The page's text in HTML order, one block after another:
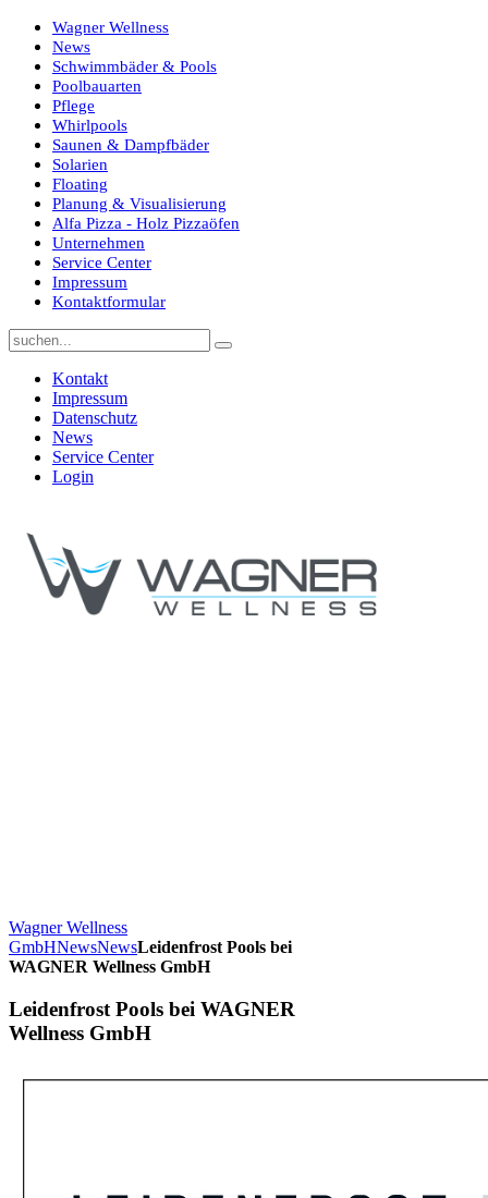
Wagner Wellness
News
Schwimmbäder & Pools
Poolbauarten
Pflege
Whirlpools
Saunen & Dampfbäder
Solarien
Floating
Planung & Visualisierung
Alfa Pizza - Holz Pizzaöfen
Unternehmen
Service Center
Impressum
Kontaktformular
Kontakt
Impressum
Datenschutz
News
Service Center
Login
Wagner Wellness
GmbHNewsNewsLeidenfrost Pools bei
WAGNER Wellness GmbH
Leidenfrost Pools bei WAGNER
Wellness GmbH